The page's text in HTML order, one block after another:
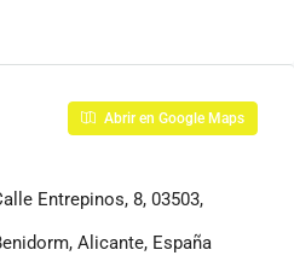
Abrir en Google Maps
Entrepinos, 8, 03503,
Alicante, España